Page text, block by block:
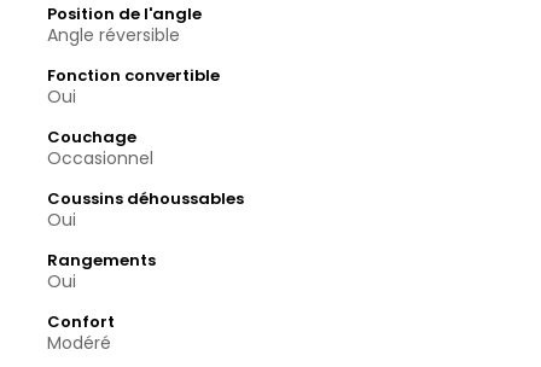
Position de l'angle
Angle réversible
Fonction convertible
Oui
Couchage
Occasionnel
Coussins déhoussables
Oui
Rangements
Oui
Confort
Modéré